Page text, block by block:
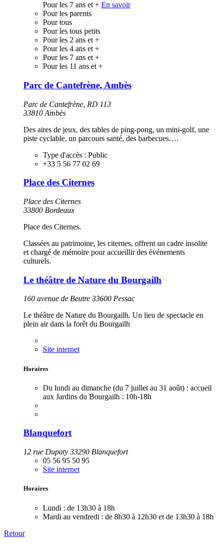
Pour les 7 ans et + En savoir
Pour les parents
Pour tous
Pour les tous petits
Pour les 2 ans et +
Pour les 4 ans et +
Pour les 7 ans et +
Pour les 11 ans et +
Parc de Cantefrène, Ambès
Parc de Cantefrène, RD 113
33810 Ambès
Des aires de jeux, des tables de ping-pong, un mini-golf, une
piste cyclable, un parcours santé, des barbecues….
Type d'accès : Public
+33 5 56 77 02 69
Place des Citernes
Place des Citernes
33800 Bordeaux
Place des Citernes.
Classées au patrimoine, les citernes, offrent un cadre insolite
et chargé de mémoire pour accueillir des événements
culturels.
Le théâtre de Nature du Bourgailh
160 avenue de Beutre 33600 Pessac
Le théâtre de Nature du Bourgailh. Un lieu de spectacle en
plein air dans la forêt du Bourgailh
Site internet
Horaires
Du lundi au dimanche (du 7 juillet au 31 août) : accueil
aux Jardins du Bourgailh : 10h-18h
Blanquefort
12 rue Dupaty 33290 Blanquefort
05 56 95 50 95
Site internet
Horaires
Lundi : de 13h30 à 18h
Mardi au vendredi : de 8h30 à 12h30 et de 13h30 à 18h
Retour